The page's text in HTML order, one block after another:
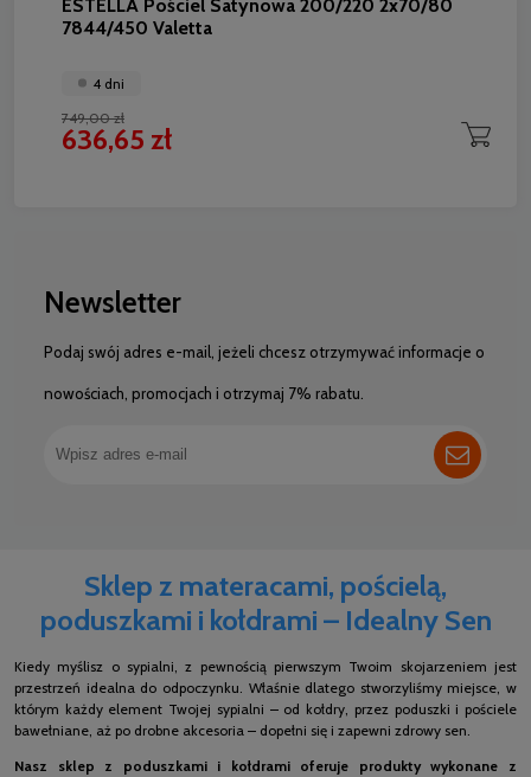
ESTELLA Pościel Satynowa 200/220 2x70/80
7844/450 Valetta
4 dni
749,00 zł
636,65 zł
Newsletter
Podaj swój adres e-mail, jeżeli chcesz otrzymywać informacje o
nowościach, promocjach i otrzymaj 7% rabatu.
Sklep z materacami, pościelą,
poduszkami i kołdrami – Idealny Sen
Kiedy myślisz o sypialni, z pewnością pierwszym Twoim skojarzeniem jest
przestrzeń idealna do odpoczynku. Właśnie dlatego stworzyliśmy miejsce, w
którym każdy element Twojej sypialni – od kołdry, przez poduszki i pościele
bawełniane, aż po drobne akcesoria – dopełni się i zapewni zdrowy sen.
Nasz sklep z poduszkami i kołdrami oferuje produkty wykonane z